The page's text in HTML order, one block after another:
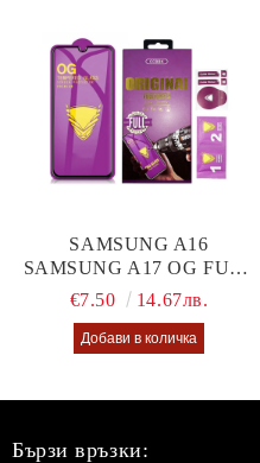
SAMSUNG A16
SAMSUNG A17 OG FULL
GLUE GLASS
€7.50 14.67лв.
Бързи връзки: